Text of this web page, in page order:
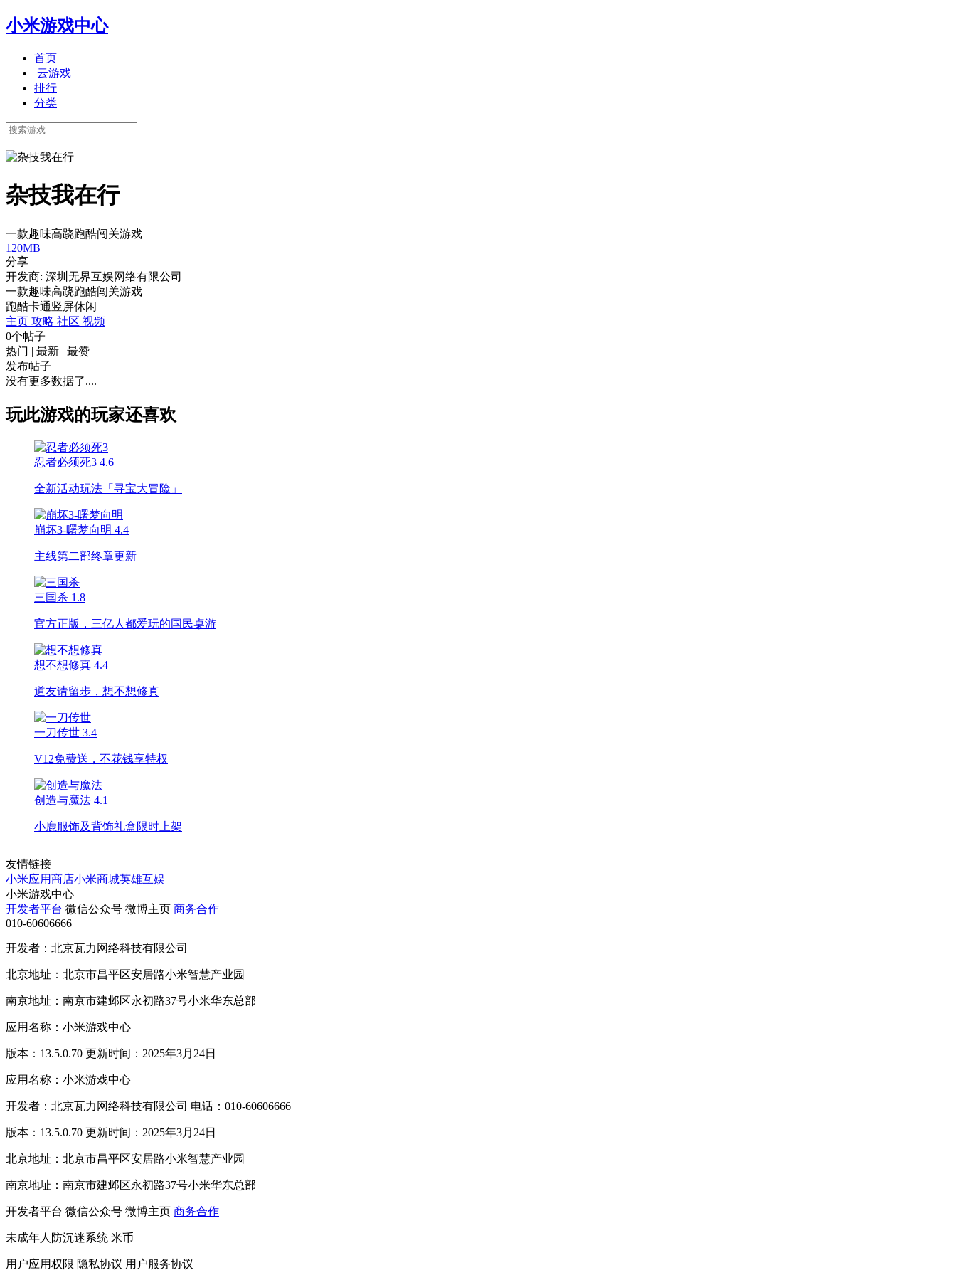
小米游戏中心
首页
云游戏
排行
分类
杂技我在行
一款趣味高跷跑酷闯关游戏
120MB
分享
开发商: 深圳无界互娱网络有限公司
一款趣味高跷跑酷闯关游戏
跑酷卡通竖屏休闲
主页 攻略 社区 视频
0个帖子
热门 | 最新 | 最赞
发布帖子
没有更多数据了....
玩此游戏的玩家还喜欢
忍者必须死3 4.6
全新活动玩法「寻宝大冒险」
崩坏3-曙梦向明 4.4
主线第二部终章更新
三国杀 1.8
官方正版，三亿人都爱玩的国民桌游
想不想修真 4.4
道友请留步，想不想修真
一刀传世 3.4
V12免费送，不花钱享特权
创造与魔法 4.1
小鹿服饰及背饰礼盒限时上架
友情链接
小米应用商店小米商城英雄互娱
小米游戏中心
开发者平台 微信公众号 微博主页 商务合作
010-60606666
开发者：北京瓦力网络科技有限公司
北京地址：北京市昌平区安居路小米智慧产业园
南京地址：南京市建邺区永初路37号小米华东总部
应用名称：小米游戏中心
版本：13.5.0.70 更新时间：2025年3月24日
应用名称：小米游戏中心
开发者：北京瓦力网络科技有限公司 电话：010-60606666
版本：13.5.0.70 更新时间：2025年3月24日
北京地址：北京市昌平区安居路小米智慧产业园
南京地址：南京市建邺区永初路37号小米华东总部
开发者平台 微信公众号 微博主页 商务合作
未成年人防沉迷系统 米币
用户应用权限 隐私协议 用户服务协议